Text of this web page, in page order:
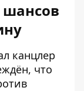
шансов
канцлер
что